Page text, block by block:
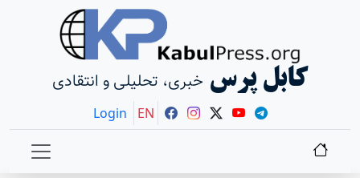
کابل پرس خبری، تحلیلی و انتقادی
Login EN